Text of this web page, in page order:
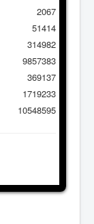
2067
51414
314982
9857383
369137
1719233
10548595